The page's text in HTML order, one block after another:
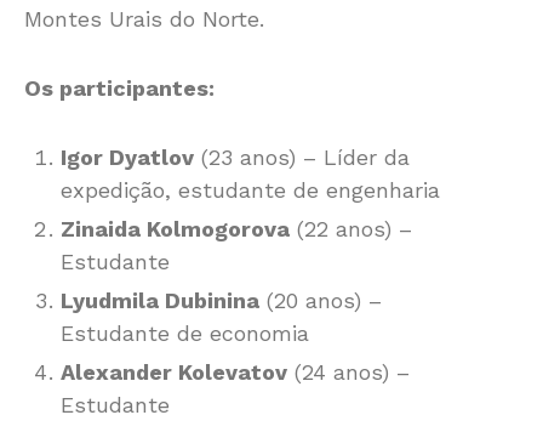
Montes Urais do Norte.
Os participantes:
Igor Dyatlov (23 anos) – Líder da
expedição, estudante de engenharia
Zinaida Kolmogorova (22 anos) –
Estudante
Lyudmila Dubinina (20 anos) –
Estudante de economia
Alexander Kolevatov (24 anos) –
Estudante